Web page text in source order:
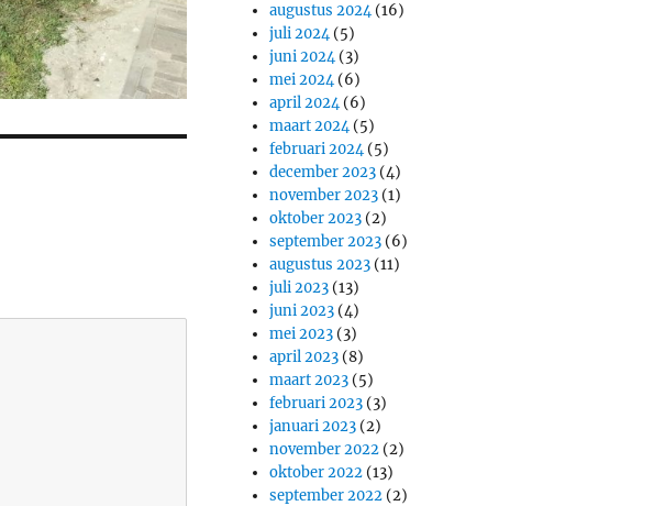
augustus 2024(16)
juli 2024(5)
juni 2024(3)
mei 2024(6)
april 2024(6)
maart 2024(5)
februari 2024(5)
december 2023 (4)
november 2023 (1)
oktober 2023 (2)
september 2023 (6)
augustus 2023 (11)
juli 2023 (13)
juni 2023 (4)
mei 2023 (3)
april 2023 (8)
maart 2023 (5)
februari 2023 (3)
januari 2023 (2)
november 2022 (2)
oktober 2022 (13)
september 2022 (2)